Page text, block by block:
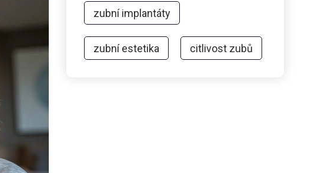
zubní implantáty
zubní estetika citlivost zubů